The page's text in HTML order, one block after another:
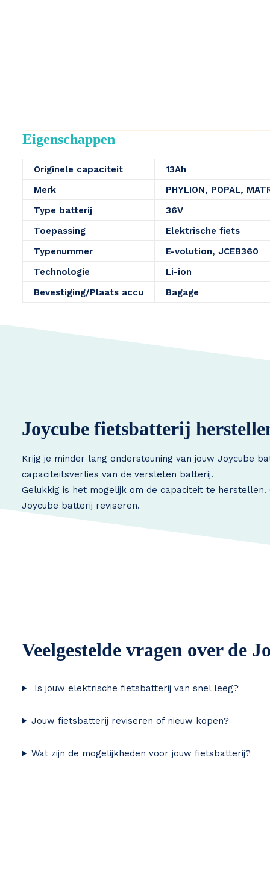
Eigenschappen
Originele capaciteit
13Ah
Merk
PHYLION, POPAL,
Type batterij
36V
Toepassing
Elektrische fiets
Typenummer
E-volution, JCEB360
Technologie
Li-ion
Bevestiging/Plaats accu
Bagage
Joycube fietsbatterij
Krijg je minder lang ondersteuning van jouw Joycube
capaciteitsverlies van de versleten batterij.
Gelukkig is het mogelijk om de capaciteit te
Joycube batterij reviseren.
Veelgestelde vragen over de
Is jouw elektrische fietsbatterij van snel leeg?
Jouw fietsbatterij reviseren of nieuw kopen?
Wat zijn de mogelijkheden voor jouw fietsbatterij?